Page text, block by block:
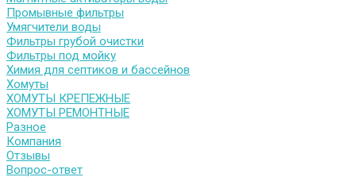
Промывные фильтры
Умягчители воды
Фильтры грубой очистки
Фильтры под мойку
Химия для септиков и бассейнов
Хомуты
ХОМУТЫ КРЕПЕЖНЫЕ
ХОМУТЫ РЕМОНТНЫЕ
Разное
Компания
Отзывы
Вопрос-ответ